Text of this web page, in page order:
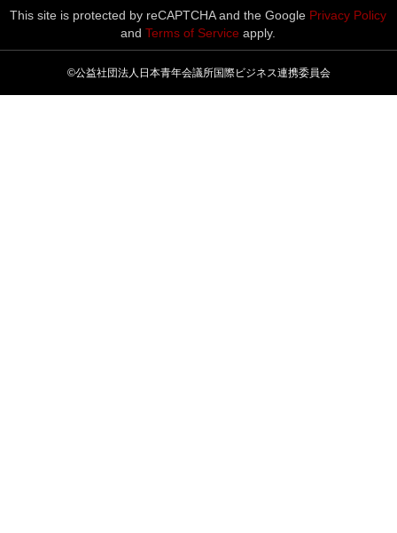
This site is protected by reCAPTCHA and the Google Privacy Policy
andTerms of Service apply.
©公益社団法人日本青年会議所国際ビジネス連携委員会